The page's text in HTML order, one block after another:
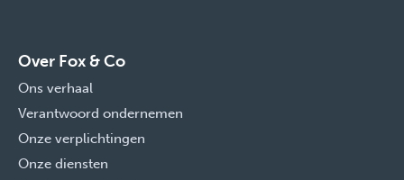
Over Fox & Co
Ons verhaal
Verantwoord ondernemen
Onze verplichtingen
Onze diensten